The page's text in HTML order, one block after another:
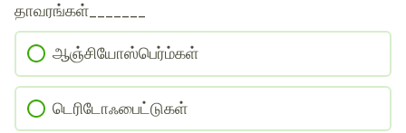
தாவரங்கள்_______
ஆஞ்சியோஸ்பெர்ம்கள்
டெரிடோஃபைட்டுகள்